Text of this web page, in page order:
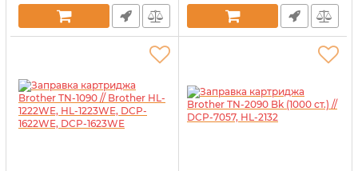
Артикул:vost-DR-2401